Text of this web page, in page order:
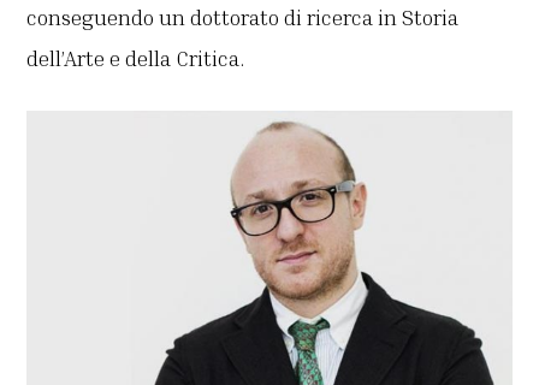
conseguendo un dottorato di ricerca in Storia
dell’Arte e della Critica.